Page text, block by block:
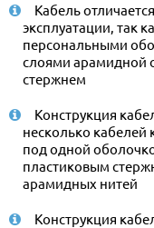
Кабель
эксплуатации, так
персональными
слоями арамидной
стержнем
Конструкция
несколько кабелей
под одной
пластиковым
арамидных нитей
Конструкция